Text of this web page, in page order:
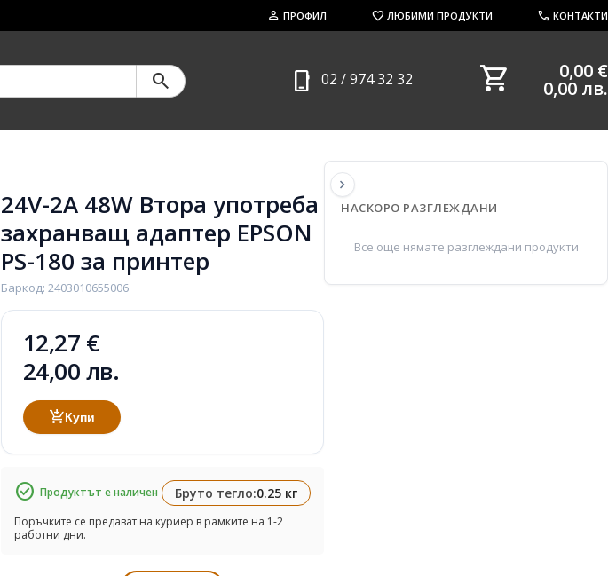
person ПРОФИЛ favorite ЛЮБИМИ ПРОДУКТИ call КОНТАКТИ
search phone_iphone 02 / 974 32 32 shopping_cart 0,00 €
0,00 лв.
24V-2A 48W Втора употреба
захранващ адаптер EPSON
PS-180 за принтер
Баркод: 2403010655006
12,27 €
24,00 лв.
add_shopping_cartКупи
check_circle Продуктът е наличен Бруто тегло:0.25 кг
Поръчките се предават на куриер в рамките на 1-2
работни дни.
chevron_right
НАСКОРО РАЗГЛЕЖДАНИ
Все още нямате разглеждани продукти